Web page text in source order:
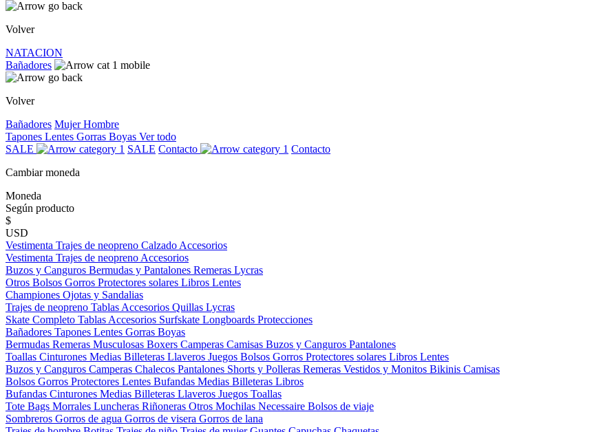
Volver
NATACION
Bañadores
Volver
Bañadores MujerHombre
Tapones Lentes Gorras Boyas Ver todo
SALE
SALE Contacto
Contacto
Cambiar moneda
Moneda
Según producto
$
USD
Vestimenta Trajes de neopreno Calzado Accesorios
Vestimenta Trajes de neopreno Accesorios
Buzos y Canguros Bermudas y Pantalones Remeras Lycras
Otros Bolsos Gorros Protectores solares Libros Lentes
Championes Ojotas y Sandalias
Trajes de neopreno Tablas Accesorios Quillas Lycras
Skate Completo Tablas Accesorios Surfskate Longboards Protecciones
Bañadores Tapones Lentes Gorras Boyas
Bermudas Remeras Musculosas Boxers Camperas Camisas Buzos y Canguros Pantalones
Toallas Cinturones Medias Billeteras Llaveros Juegos Bolsos Gorros Protectores solares Libros Lentes
Buzos y Canguros Camperas Chalecos Pantalones Shorts y Polleras Remeras Vestidos y Monitos Bikinis Camisas
Bolsos Gorros Protectores Lentes Bufandas Medias Billeteras Libros
Bufandas Cinturones Medias Billeteras Llaveros Juegos Toallas
Tote Bags Morrales Luncheras Riñoneras Otros Mochilas Necessaire Bolsos de viaje
Sombreros Gorros de agua Gorros de visera Gorros de lana